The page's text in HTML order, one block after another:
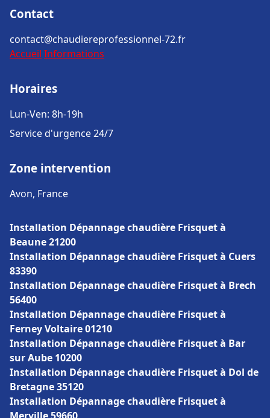
Contact
contact@chaudiereprofessionnel-72.fr
Accueil Informations
Horaires
Lun-Ven: 8h-19h
Service d'urgence 24/7
Zone intervention
Avon, France
Installation Dépannage chaudière Frisquet à
Beaune 21200
Installation Dépannage chaudière Frisquet à Cuers
83390
Installation Dépannage chaudière Frisquet à Brech
56400
Installation Dépannage chaudière Frisquet à
Ferney Voltaire 01210
Installation Dépannage chaudière Frisquet à Bar
sur Aube 10200
Installation Dépannage chaudière Frisquet à Dol de
Bretagne 35120
Installation Dépannage chaudière Frisquet à